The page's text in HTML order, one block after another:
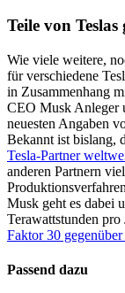
Teile von
Wie viele weitere,
für verschiedene
in Zusammenhang
CEO Musk Anleger
neuesten Angaben
Bekannt ist bislang,
Tesla-Partner
anderen Partnern
Musk geht es dabei
Terawattstunden pro
Faktor 30
Passend dazu